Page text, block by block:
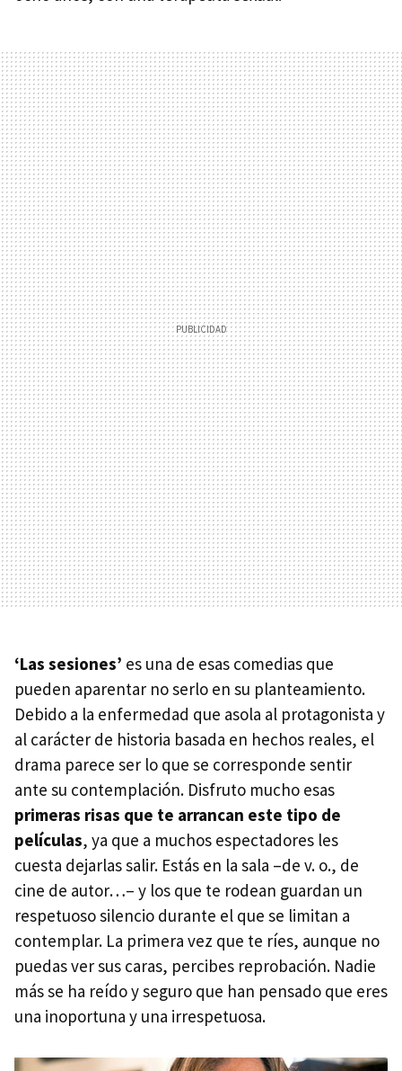
‘Las sesiones’ es una de esas comedias que
pueden aparentar no serlo en su planteamiento.
Debido a la enfermedad que asola al protagonista y
al carácter de historia basada en hechos reales, el
drama parece ser lo que se corresponde sentir
ante su contemplación. Disfruto mucho esas
primeras risas que te arrancan este tipo de
películas, ya que a muchos espectadores les
cuesta dejarlas salir. Estás en la sala –de v. o., de
cine de autor…– y los que te rodean guardan un
respetuoso silencio durante el que se limitan a
contemplar. La primera vez que te ríes, aunque no
puedas ver sus caras, percibes reprobación. Nadie
más se ha reído y seguro que han pensado que eres
una inoportuna y una irrespetuosa.